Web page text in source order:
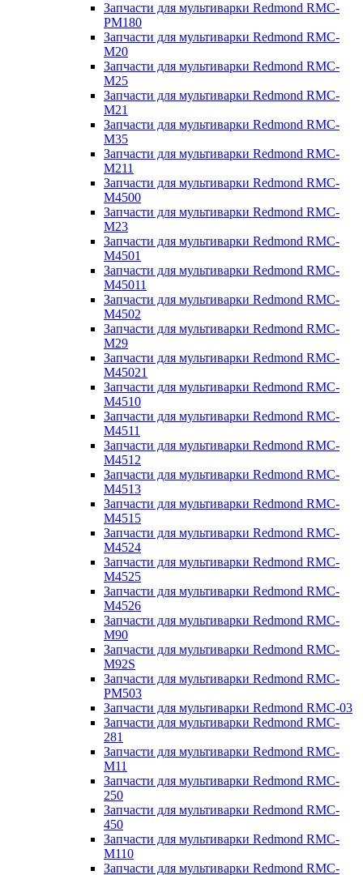
Запчасти для мультиварки Redmond RMC-
PM180
Запчасти для мультиварки Redmond RMC-
M20
Запчасти для мультиварки Redmond RMC-
M25
Запчасти для мультиварки Redmond RMC-
M21
Запчасти для мультиварки Redmond RMC-
M35
Запчасти для мультиварки Redmond RMC-
M211
Запчасти для мультиварки Redmond RMC-
M4500
Запчасти для мультиварки Redmond RMC-
M23
Запчасти для мультиварки Redmond RMC-
M4501
Запчасти для мультиварки Redmond RMC-
M45011
Запчасти для мультиварки Redmond RMC-
M4502
Запчасти для мультиварки Redmond RMC-
M29
Запчасти для мультиварки Redmond RMC-
M45021
Запчасти для мультиварки Redmond RMC-
M4510
Запчасти для мультиварки Redmond RMC-
M4511
Запчасти для мультиварки Redmond RMC-
M4512
Запчасти для мультиварки Redmond RMC-
M4513
Запчасти для мультиварки Redmond RMC-
M4515
Запчасти для мультиварки Redmond RMC-
M4524
Запчасти для мультиварки Redmond RMC-
M4525
Запчасти для мультиварки Redmond RMC-
M4526
Запчасти для мультиварки Redmond RMC-
M90
Запчасти для мультиварки Redmond RMC-
M92S
Запчасти для мультиварки Redmond RMC-
PM503
Запчасти для мультиварки Redmond RMC-03
Запчасти для мультиварки Redmond RMC-
281
Запчасти для мультиварки Redmond RMC-
M11
Запчасти для мультиварки Redmond RMC-
250
Запчасти для мультиварки Redmond RMC-
450
Запчасти для мультиварки Redmond RMC-
M110
Запчасти для мультиварки Redmond RMC-